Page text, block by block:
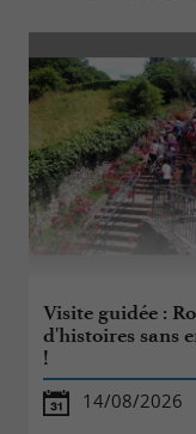
Visite guidée :
d'histoires sans
!
14/08/2026